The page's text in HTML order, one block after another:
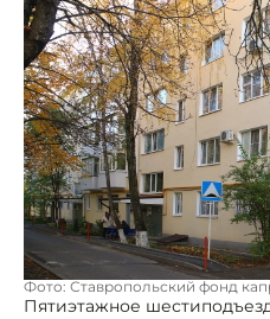
Фото: Ставропольский фонд
Пятиэтажное